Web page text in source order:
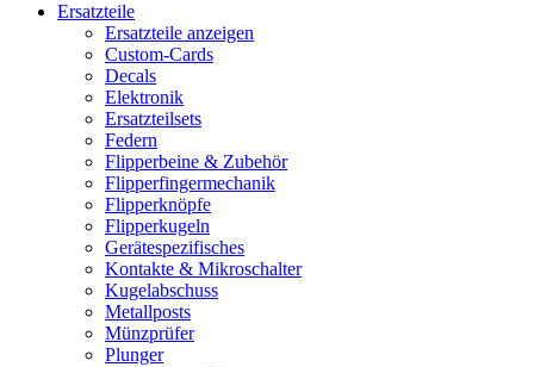
Ersatzteile
Ersatzteile anzeigen
Custom-Cards
Decals
Elektronik
Ersatzteilsets
Federn
Flipperbeine & Zubehör
Flipperfingermechanik
Flipperknöpfe
Flipperkugeln
Gerätespezifisches
Kontakte & Mikroschalter
Kugelabschuss
Metallposts
Münzprüfer
Plunger